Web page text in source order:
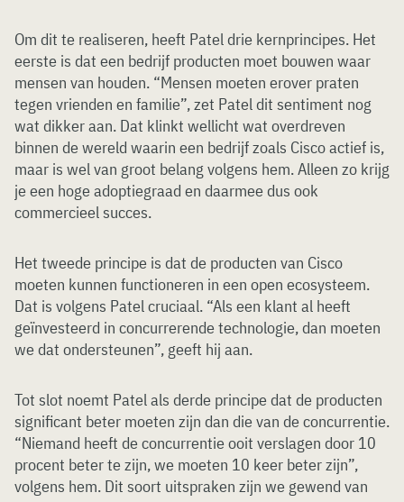
Om dit te realiseren, heeft Patel drie kernprincipes. Het
eerste is dat een bedrijf producten moet bouwen waar
mensen van houden. “Mensen moeten erover praten
tegen vrienden en familie”, zet Patel dit sentiment nog
wat dikker aan. Dat klinkt wellicht wat overdreven
binnen de wereld waarin een bedrijf zoals Cisco actief is,
maar is wel van groot belang volgens hem. Alleen zo krijg
je een hoge adoptiegraad en daarmee dus ook
commercieel succes.
Het tweede principe is dat de producten van Cisco
moeten kunnen functioneren in een open ecosysteem.
Dat is volgens Patel cruciaal. “Als een klant al heeft
geïnvesteerd in concurrerende technologie, dan moeten
we dat ondersteunen”, geeft hij aan.
Tot slot noemt Patel als derde principe dat de producten
significant beter moeten zijn dan die van de concurrentie.
“Niemand heeft de concurrentie ooit verslagen door 10
procent beter te zijn, we moeten 10 keer beter zijn”,
volgens hem. Dit soort uitspraken zijn we gewend van